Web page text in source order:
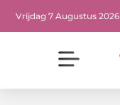
Vrijdag 7 Augustus 2026